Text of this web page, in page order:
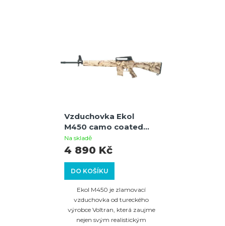
Vzduchovka Ekol
M450 camo coated
cal.4,5mm
Na skladě
DO KOŠÍKU
4 890 Kč
Ekol M450 je zlamovací
vzduchovka od tureckého
výrobce Voltran, která zaujme
nejen svým realistickým